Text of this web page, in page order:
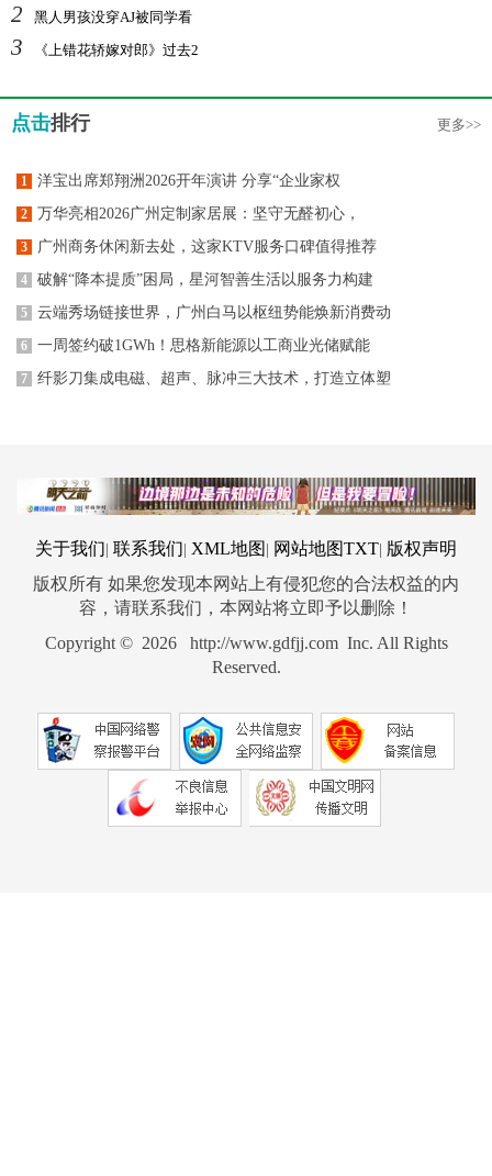
2 黑人男孩没穿AJ被同学看
3 《上错花轿嫁对郎》过去2
点击排行 更多>>
1 洋宝出席郑翔洲2026开年演讲 分享“企业家权
2 万华亮相2026广州定制家居展：坚守无醛初心，
3 广州商务休闲新去处，这家KTV服务口碑值得推荐
4 破解“降本提质”困局，星河智善生活以服务力构建
5 云端秀场链接世界，广州白马以枢纽势能焕新消费动
6 一周签约破1GWh！思格新能源以工商业光储赋能
7 纤影刀集成电磁、超声、脉冲三大技术，打造立体塑
关于我们 联系我们 XML地图 网站地图TXT 版权声明
版权所有 如果您发现本网站上有侵犯您的合法权益的内
容，请联系我们，本网站将立即予以删除！
Copyright © 2026 http://www.gdfjj.com Inc. All Rights
Reserved.